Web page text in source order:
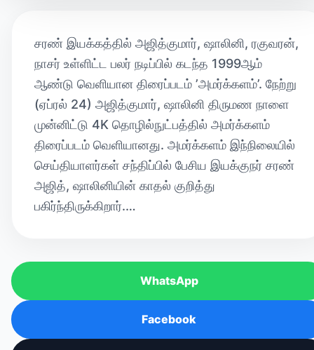
சரண் இயக்கத்தில் அஜித்குமார், ஷாலினி, ரகுவரன்,
நாசர் உள்ளிட்ட பலர் நடிப்பில் கடந்த 1999ஆம்
ஆண்டு வெளியான திரைப்படம் ’அமர்க்களம்’. நேற்று
(ஏப்ரல் 24) அஜித்குமார், ஷாலினி திருமண நாளை
முன்னிட்டு 4K தொழில்நுட்பத்தில் அமர்க்களம்
திரைப்படம் வெளியானது. அமர்க்களம் இந்நிலையில்
செய்தியாளர்கள் சந்திப்பில் பேசிய இயக்குநர் சரண்
அஜித், ஷாலினியின் காதல் குறித்து
பகிர்ந்திருக்கிறார்.…
WhatsApp
Facebook